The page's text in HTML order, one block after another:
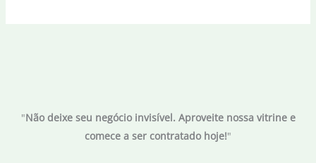
iniciou
"Não deixe seu negócio invisível. Aproveite nossa vitrine e
comece a ser contratado hoje!"